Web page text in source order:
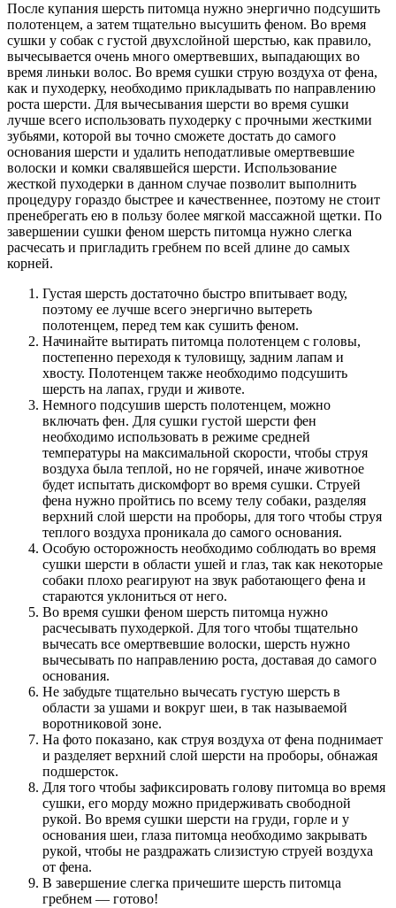
После купания шерсть питомца нужно энергично подсушить
полотенцем, а затем тщательно высушить феном. Во время
сушки у собак с густой двухслойной шерстью, как правило,
вычесывается очень много омертвевших, выпадающих во
время линьки волос. Во время сушки струю воздуха от фена,
как и пуходерку, необходимо прикладывать по направлению
роста шерсти. Для вычесывания шерсти во время сушки
лучше всего использовать пуходерку с прочными жесткими
зубьями, которой вы точно сможете достать до самого
основания шерсти и удалить неподатливые омертвевшие
волоски и комки свалявшейся шерсти. Использование
жесткой пуходерки в данном случае позволит выполнить
процедуру гораздо быстрее и качественнее, поэтому не стоит
пренебрегать ею в пользу более мягкой массажной щетки. По
завершении сушки феном шерсть питомца нужно слегка
расчесать и пригладить гребнем по всей длине до самых
корней.
Густая шерсть достаточно быстро впитывает воду,
поэтому ее лучше всего энергично вытереть
полотенцем, перед тем как сушить феном.
Начинайте вытирать питомца полотенцем с головы,
постепенно переходя к туловищу, задним лапам и
хвосту. Полотенцем также необходимо подсушить
шерсть на лапах, груди и животе.
Немного подсушив шерсть полотенцем, можно
включать фен. Для сушки густой шерсти фен
необходимо использовать в режиме средней
температуры на максимальной скорости, чтобы струя
воздуха была теплой, но не горячей, иначе животное
будет испытать дискомфорт во время сушки. Струей
фена нужно пройтись по всему телу собаки, разделяя
верхний слой шерсти на проборы, для того чтобы струя
теплого воздуха проникала до самого основания.
Особую осторожность необходимо соблюдать во время
сушки шерсти в области ушей и глаз, так как некоторые
собаки плохо реагируют на звук работающего фена и
стараются уклониться от него.
Во время сушки феном шерсть питомца нужно
расчесывать пуходеркой. Для того чтобы тщательно
вычесать все омертвевшие волоски, шерсть нужно
вычесывать по направлению роста, доставая до самого
основания.
Не забудьте тщательно вычесать густую шерсть в
области за ушами и вокруг шеи, в так называемой
воротниковой зоне.
На фото показано, как струя воздуха от фена поднимает
и разделяет верхний слой шерсти на проборы, обнажая
подшерсток.
Для того чтобы зафиксировать голову питомца во время
сушки, его морду можно придерживать свободной
рукой. Во время сушки шерсти на груди, горле и у
основания шеи, глаза питомца необходимо закрывать
рукой, чтобы не раздражать слизистую струей воздуха
от фена.
В завершение слегка причешите шерсть питомца
гребнем — готово!